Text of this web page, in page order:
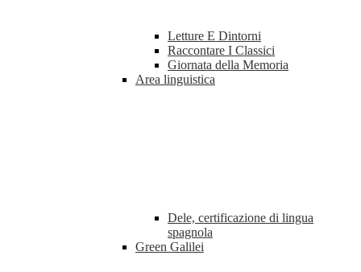
Letture E Dintorni
Raccontare I Classici
Giornata della Memoria
Area linguistica
Dele, certificazione di lingua
spagnola
Green Galilei